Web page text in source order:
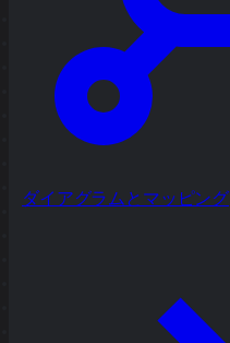
ダイアグラムとマッピング